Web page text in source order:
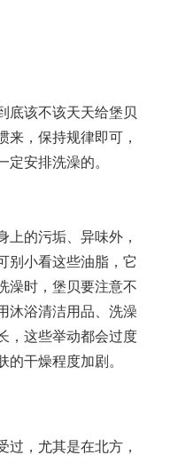
底该不该天天给堡贝
来，保持规律即可，
定安排洗澡的。
上的污垢、异味外，
别小看这些油脂，它
澡时，堡贝要注意不
沐浴清洁用品、洗澡
，这些举动都会过度
干燥程度加剧。
过，尤其是在北方，